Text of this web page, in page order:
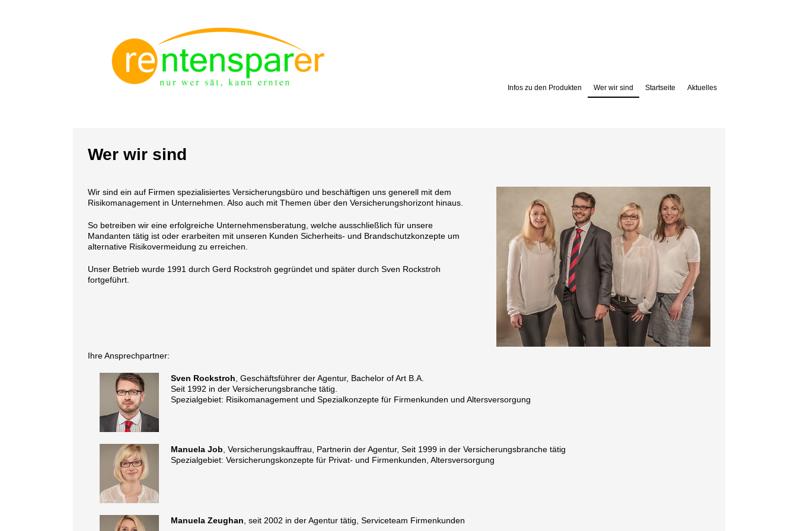
Aktuelles
Startseite
Wer wir sind
Infos zu den Produkten
Wer wir sind
Wir sind ein auf Firmen spezialisiertes Versicherungsbüro und beschäftigen uns generell mit dem
Risikomanagement in Unternehmen. Also auch mit Themen über den Versicherungshorizont hinaus.
So betreiben wir eine erfolgreiche Unternehmensberatung, welche ausschließlich für unsere
Mandanten tätig ist oder erarbeiten mit unseren Kunden Sicherheits- und Brandschutzkonzepte um
alternative Risikovermeidung zu erreichen.
Unser Betrieb wurde 1991 durch Gerd Rockstroh gegründet und später durch Sven Rockstroh
fortgeführt.
Ihre Ansprechpartner:
Sven Rockstroh , Geschäftsführer der Agentur, Bachelor of Art B.A.
Seit 1992 in der Versicherungsbranche tätig.
Spezialgebiet: Risikomanagement und Spezialkonzepte für Firmenkunden und Altersversorgung
Manuela Job , Versicherungskauffrau, Partnerin der Agentur, Seit 1999 in der Versicherungsbranche tätig
Spezialgebiet: Versicherungskonzepte für Privat- und Firmenkunden, Altersversorgung
Manuela Zeughan , seit 2002 in der Agentur tätig, Serviceteam Firmenkunden